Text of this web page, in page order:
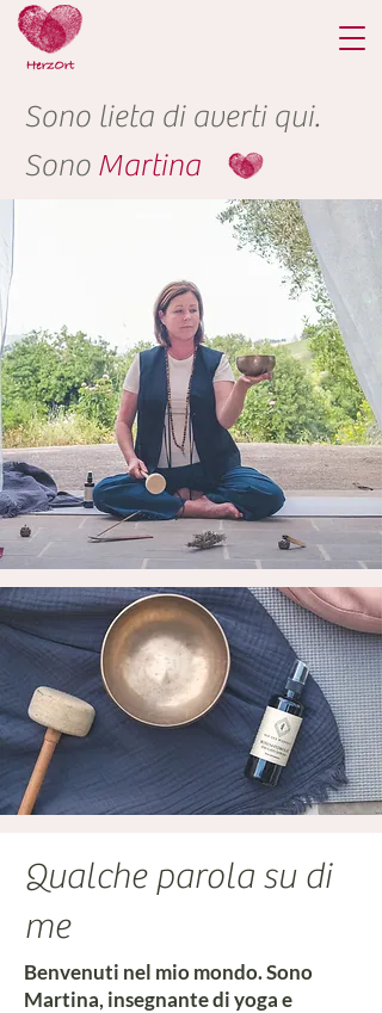
Sono lieta di averti qui.
Sono Martina
Qualche parola su di
me
Benvenuti nel mio mondo. Sono
Martina, insegnante di yoga e